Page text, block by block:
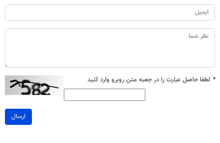
* لطفا حاصل عبارت را در جعبه متن روبرو وارد کنید
ارسال